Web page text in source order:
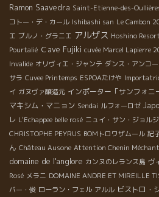
Ramon Saavedra Saint-Etienne-des-
コトー・デ・カール Ishibashi san Le Cambon
エ ブルノ・グラニエ アルザス Hoshino Resort
Pourtalié Ｃave Fujiki cuvée Marcel Lapierre
Invalide オリヴィエ・ジャンテ ダンス・アンコ
サラ Cuvee Printemps ESPOAたけや
イ ガヌヴァ醸造元 インポーター「サンフォニ
マキシム・マニョン Sendai ルフォーロゼ
レ L'Echappee belle rosé ニュイ・サン・ジョル
CHRISTOPHE PEYRUS BOMトロワザムール 紀
ん Château Ausone Attention Chenin Méchant
domaine de l'anglore カンヌのレランス島 ヴ
Rosé メラニ DOMAINE ANDRE ET MIREILLE
バー・俊 ローラン・フェル アルル ビストロ・